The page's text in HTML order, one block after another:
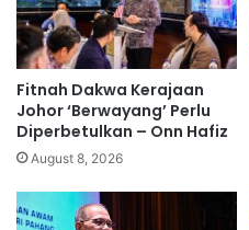
s
i
P
B
B
p
e
m
i
i
h
n
n
Fitnah Dakwa Kerajaan
Johor ‘Berwayang’ Perlu
Diperbetulkan – Onn Hafiz
August 8, 2026